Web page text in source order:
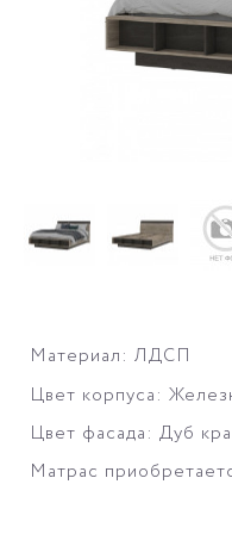
Материал: ЛДСП
Цвет корпуса:
Цвет фасада: Дуб
Матрас